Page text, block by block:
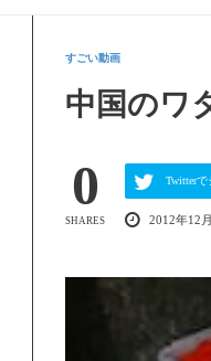
すごい動画
中国のワ
0
SHARES
Twitterで
2012年12